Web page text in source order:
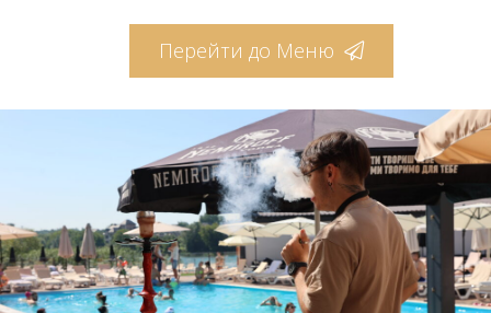
Перейти до Меню